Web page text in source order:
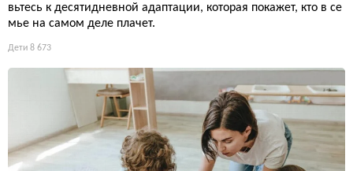
вьтесь к десятидневной адаптации, которая покажет, кто в се
мье на самом деле плачет.
Дети 8 673